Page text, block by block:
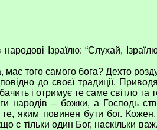
Ізраїлю: “Слухай,
того самого бога? Дехто
до своєї традиції.
і отримує те саме світло та
– божки, а Господь
яким повинен бути бог.
є тільки один Бог, наскільки